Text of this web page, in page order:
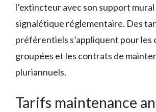
l’extincteur avec son support mural
signalétique réglementaire. Des
préférentiels s’appliquent pour les
groupées et les contrats de
pluriannuels.
Tarifs maintenance